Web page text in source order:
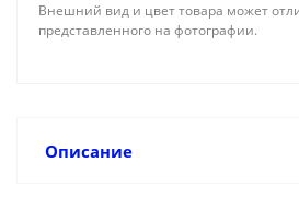
Внешний вид и цвет товара может
представленного на фотографии.
Описание